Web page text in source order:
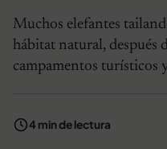
Muchos elefantes
hábitat natural, después
campamentos turísticos
4 min de lectura